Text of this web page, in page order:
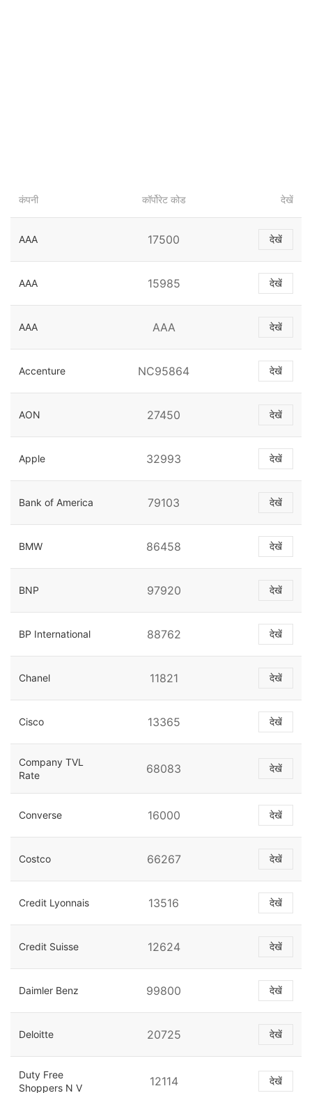
कंपनी कॉर्पोरेट कोड देखें
AAA 17500 देखें
AAA 15985 देखें
AAA AAA देखें
Accenture NC95864 देखें
AON 27450 देखें
Apple 32993 देखें
Bank of America 79103 देखें
BMW 86458 देखें
BNP 97920 देखें
BP International 88762 देखें
Chanel 11821 देखें
Cisco 13365 देखें
Company TVL
Rate
68083 देखें
Converse 16000 देखें
Costco 66267 देखें
Credit Lyonnais 13516 देखें
Credit Suisse 12624 देखें
Daimler Benz 99800 देखें
Deloitte 20725 देखें
Duty Free
Shoppers N V
12114 देखें